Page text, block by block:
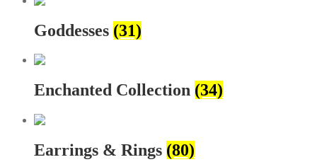
Goddesses (31)
Enchanted Collection (34)
Earrings & Rings (80)